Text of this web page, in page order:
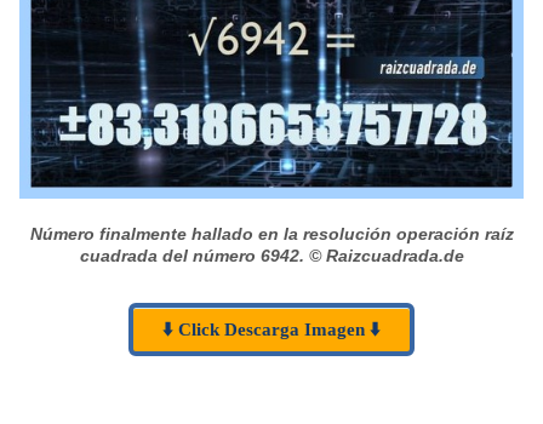
Número finalmente hallado en la resolución operación raíz
cuadrada del número 6942. © Raizcuadrada.de
⬇️ Click Descarga Imagen ⬇️